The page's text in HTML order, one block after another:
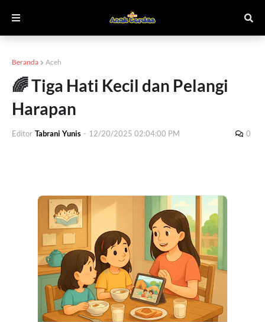
Beranda Aceh
🌈 Tiga Hati Kecil dan Pelangi
Harapan
Editor Tabrani Yunis - 12/20/2025 02:04:00 PM 0